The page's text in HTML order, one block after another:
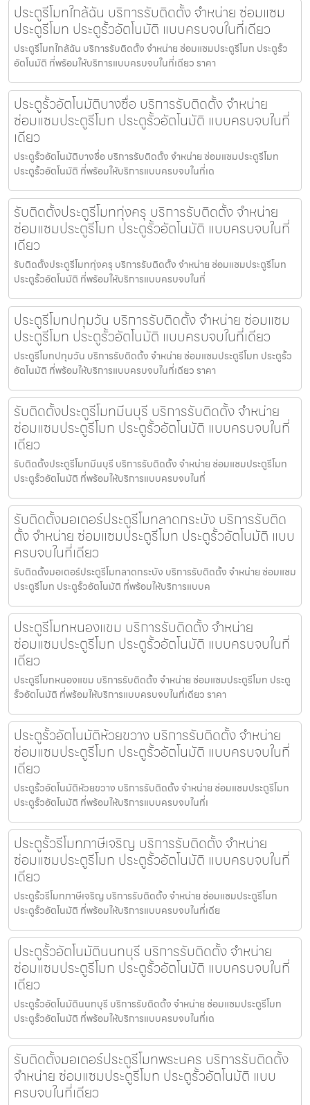
ประตูรีโมทใกล้ฉัน บริการรับติดตั้ง จำหน่าย ซ่อมแซม
ประตูรีโมท ประตูรั้วอัตโนมัติ แบบครบจบในที่เดียว
ประตูรีโมทใกล้ฉัน บริการรับติดตั้ง จำหน่าย ซ่อมแซมประตูรีโมท ประตูรั้ว
อัตโนมัติ ที่พร้อมให้บริการแบบครบจบในที่เดียว ราคา
ประตูรั้วอัตโนมัติบางซื่อ บริการรับติดตั้ง จำหน่าย
ซ่อมแซมประตูรีโมท ประตูรั้วอัตโนมัติ แบบครบจบในที่
เดียว
ประตูรั้วอัตโนมัติบางซื่อ บริการรับติดตั้ง จำหน่าย ซ่อมแซมประตูรีโมท
ประตูรั้วอัตโนมัติ ที่พร้อมให้บริการแบบครบจบในที่เด
รับติดตั้งประตูรีโมททุ่งครุ บริการรับติดตั้ง จำหน่าย
ซ่อมแซมประตูรีโมท ประตูรั้วอัตโนมัติ แบบครบจบในที่
เดียว
รับติดตั้งประตูรีโมททุ่งครุ บริการรับติดตั้ง จำหน่าย ซ่อมแซมประตูรีโมท
ประตูรั้วอัตโนมัติ ที่พร้อมให้บริการแบบครบจบในที่
ประตูรีโมทปทุมวัน บริการรับติดตั้ง จำหน่าย ซ่อมแซม
ประตูรีโมท ประตูรั้วอัตโนมัติ แบบครบจบในที่เดียว
ประตูรีโมทปทุมวัน บริการรับติดตั้ง จำหน่าย ซ่อมแซมประตูรีโมท ประตูรั้ว
อัตโนมัติ ที่พร้อมให้บริการแบบครบจบในที่เดียว ราคา
รับติดตั้งประตูรีโมทมีนบุรี บริการรับติดตั้ง จำหน่าย
ซ่อมแซมประตูรีโมท ประตูรั้วอัตโนมัติ แบบครบจบในที่
เดียว
รับติดตั้งประตูรีโมทมีนบุรี บริการรับติดตั้ง จำหน่าย ซ่อมแซมประตูรีโมท
ประตูรั้วอัตโนมัติ ที่พร้อมให้บริการแบบครบจบในที่
รับติดตั้งมอเตอร์ประตูรีโมทลาดกระบัง บริการรับติด
ตั้ง จำหน่าย ซ่อมแซมประตูรีโมท ประตูรั้วอัตโนมัติ แบบ
ครบจบในที่เดียว
รับติดตั้งมอเตอร์ประตูรีโมทลาดกระบัง บริการรับติดตั้ง จำหน่าย ซ่อมแซม
ประตูรีโมท ประตูรั้วอัตโนมัติ ที่พร้อมให้บริการแบบค
ประตูรีโมทหนองแขม บริการรับติดตั้ง จำหน่าย
ซ่อมแซมประตูรีโมท ประตูรั้วอัตโนมัติ แบบครบจบในที่
เดียว
ประตูรีโมทหนองแขม บริการรับติดตั้ง จำหน่าย ซ่อมแซมประตูรีโมท ประตู
รั้วอัตโนมัติ ที่พร้อมให้บริการแบบครบจบในที่เดียว ราคา
ประตูรั้วอัตโนมัติห้วยขวาง บริการรับติดตั้ง จำหน่าย
ซ่อมแซมประตูรีโมท ประตูรั้วอัตโนมัติ แบบครบจบในที่
เดียว
ประตูรั้วอัตโนมัติห้วยขวาง บริการรับติดตั้ง จำหน่าย ซ่อมแซมประตูรีโมท
ประตูรั้วอัตโนมัติ ที่พร้อมให้บริการแบบครบจบในที่เ
ประตูรั้วรีโมทภาษีเจริญ บริการรับติดตั้ง จำหน่าย
ซ่อมแซมประตูรีโมท ประตูรั้วอัตโนมัติ แบบครบจบในที่
เดียว
ประตูรั้วรีโมทภาษีเจริญ บริการรับติดตั้ง จำหน่าย ซ่อมแซมประตูรีโมท
ประตูรั้วอัตโนมัติ ที่พร้อมให้บริการแบบครบจบในที่เดีย
ประตูรั้วอัตโนมัตินนทบุรี บริการรับติดตั้ง จำหน่าย
ซ่อมแซมประตูรีโมท ประตูรั้วอัตโนมัติ แบบครบจบในที่
เดียว
ประตูรั้วอัตโนมัตินนทบุรี บริการรับติดตั้ง จำหน่าย ซ่อมแซมประตูรีโมท
ประตูรั้วอัตโนมัติ ที่พร้อมให้บริการแบบครบจบในที่เด
รับติดตั้งมอเตอร์ประตูรีโมทพระนคร บริการรับติดตั้ง
จำหน่าย ซ่อมแซมประตูรีโมท ประตูรั้วอัตโนมัติ แบบ
ครบจบในที่เดียว